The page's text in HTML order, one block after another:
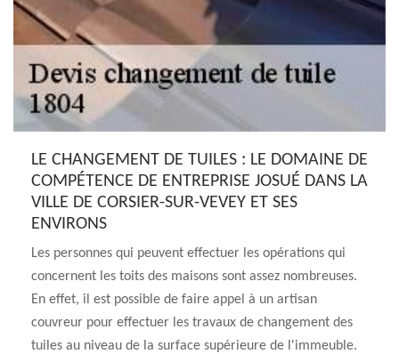
LE CHANGEMENT DE TUILES : LE DOMAINE DE
COMPÉTENCE DE ENTREPRISE JOSUÉ DANS LA
VILLE DE CORSIER-SUR-VEVEY ET SES
ENVIRONS
Les personnes qui peuvent effectuer les opérations qui
concernent les toits des maisons sont assez nombreuses.
En effet, il est possible de faire appel à un artisan
couvreur pour effectuer les travaux de changement des
tuiles au niveau de la surface supérieure de l'immeuble.